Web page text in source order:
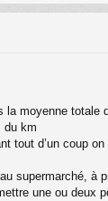
la moyenne totale
du km
tout d’un coup
supermarché, à
une ou deux